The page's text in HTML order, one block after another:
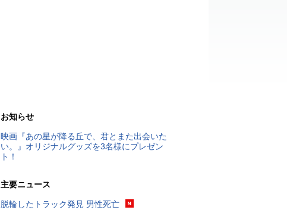
お知らせ
映画『あの星が降る丘で、君とまた出会いた
い。』オリジナルグッズを3名様にプレゼン
ト！
主要ニュース
脱輪したトラック発見 男性死亡